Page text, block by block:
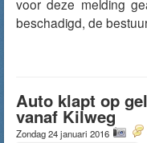
voor deze melding
beschadigd, de
Auto klapt op
vanaf Kilweg
Zondag 24 januari 2016